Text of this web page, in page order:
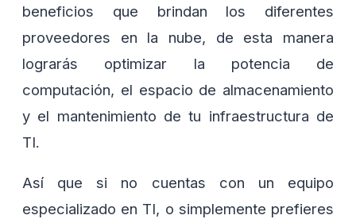
beneficios que brindan los diferentes
proveedores en la nube, de esta manera
lograrás optimizar la potencia de
computación, el espacio de almacenamiento
y el mantenimiento de tu infraestructura de
TI.
Así que si no cuentas con un equipo
especializado en TI, o simplemente prefieres